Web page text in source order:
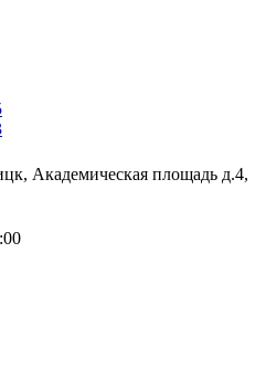
Академическая площадь д.4,